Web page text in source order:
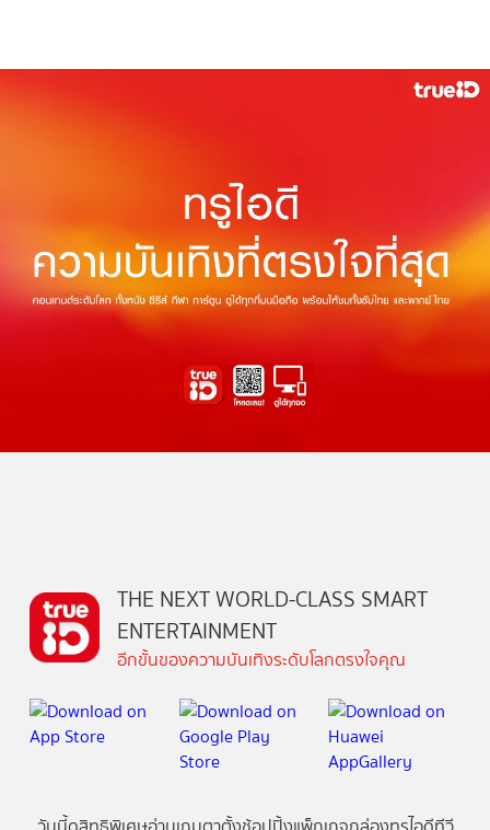
THE NEXT WORLD-CLASS SMART
ENTERTAINMENT
อีกขั้นของความบันเทิงระดับโลกตรงใจคุณ